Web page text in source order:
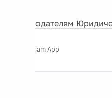
Рекламодателям
Telegram App